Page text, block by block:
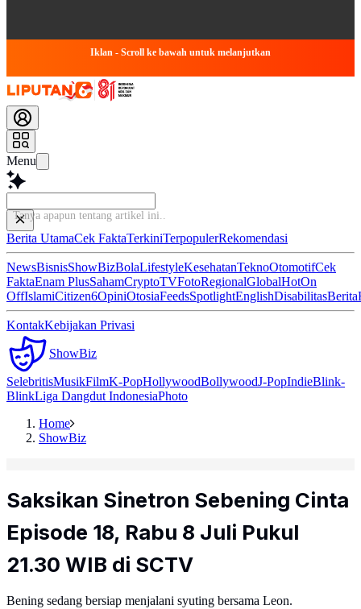
Iklan - Scroll ke bawah untuk melanjutkan
Menu
Tanya apapun tentang artikel ini...
Berita UtamaCek FaktaTerkiniTerpopulerRekomendasi
NewsBisnisShowBizBolaLifestyleKesehatanTeknoOtomotifCek
FaktaEnam PlusSahamCryptoTVFotoRegionalGlobalHotOn
OffIslamiCitizen6OpiniOtosiaFeedsSpotlightEnglishDisabilitasBerita
KontakKebijakan Privasi
ShowBiz
SelebritisMusikFilmK-PopHollywoodBollywoodJ-PopIndieBlink-
BlinkLiga Dangdut IndonesiaPhoto
Home
ShowBiz
Saksikan Sinetron Sebening Cinta
Episode 18, Rabu 8 Juli Pukul
21.30 WIB di SCTV
Bening sedang bersiap menjalani syuting bersama Leon.